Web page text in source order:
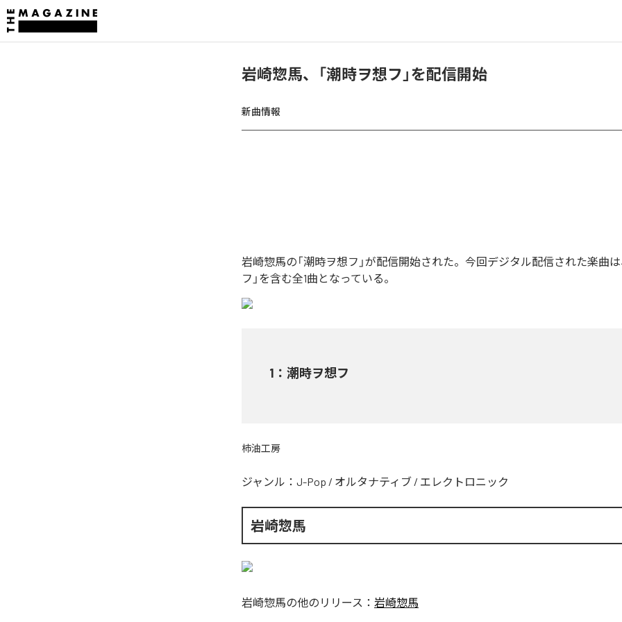
岩崎惣馬、「潮時ヲ想フ」を配信開始
新曲情報
岩崎惣馬の「潮時ヲ想フ」が配信開始された。今回デジタル配信された楽曲は
フ」を含む全1曲となっている。
1 ： 潮時ヲ想フ
柿油工房
ジャンル： J-Pop / オルタナティブ / エレクトロニック
岩崎惣馬
岩崎惣馬の他のリリース： 岩崎惣馬